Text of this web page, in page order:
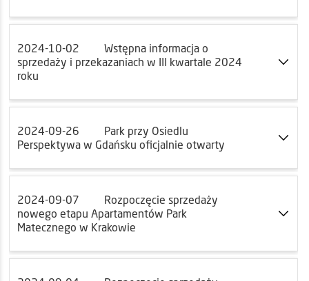
2024-10-02
Wstępna informacja o
sprzedaży i przekazaniach w III kwartale 2024
roku
2024-09-26
Park przy Osiedlu
Perspektywa w Gdańsku oficjalnie otwarty
2024-09-07
Rozpoczęcie sprzedaży
nowego etapu Apartamentów Park
Matecznego w Krakowie